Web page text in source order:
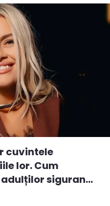
cuvintele
lor. Cum
siguran...